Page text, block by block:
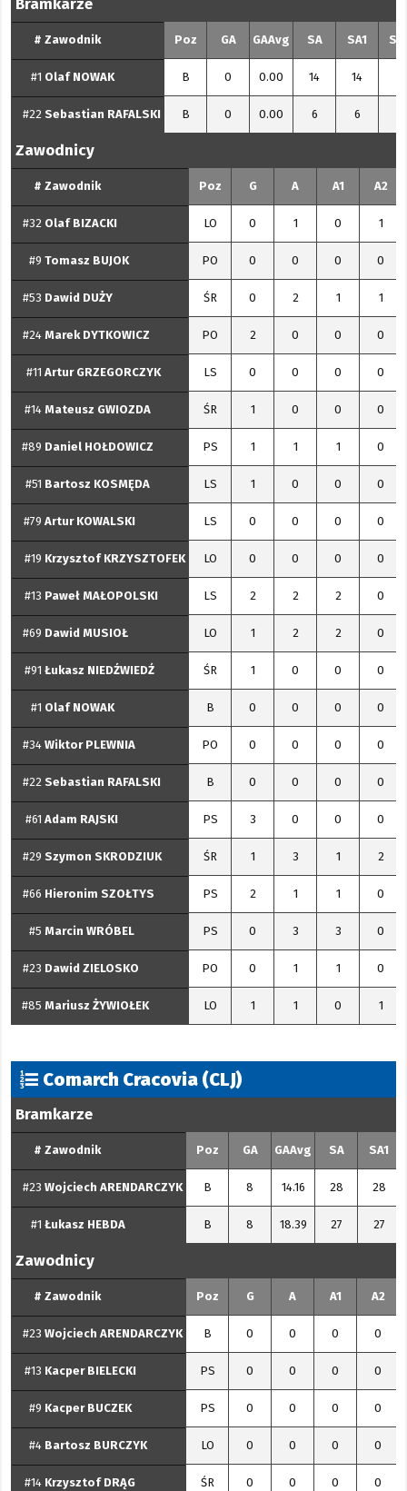
Bramkarze
# Zawodnik Poz GA GAAvg SA SA1
#1 Olaf NOWAK B 0 0.00 14 14
#22 Sebastian RAFALSKI B 0 0.00 6 6
Zawodnicy
# Zawodnik Poz G A A1 A2
#32 Olaf BIZACKI LO 0 1 0 1
#9 Tomasz BUJOK PO 0 0 0 0
#53 Dawid DUŻY ŚR 0 2 1 1
#24 Marek DYTKOWICZ PO 2 0 0 0
#11 Artur GRZEGORCZYK LS 0 0 0 0
#14 Mateusz GWIOZDA ŚR 1 0 0 0
#89 Daniel HOŁDOWICZ PS 1 1 1 0
#51 Bartosz KOSMĘDA LS 1 0 0 0
#79 Artur KOWALSKI LS 0 0 0 0
#19 Krzysztof KRZYSZTOFEK LO 0 0 0 0
#13 Paweł MAŁOPOLSKI LS 2 2 2 0
#69 Dawid MUSIOŁ LO 1 2 2 0
#91 Łukasz NIEDŹWIEDŹ ŚR 1 0 0 0
#1 Olaf NOWAK B 0 0 0 0
#34 Wiktor PLEWNIA PO 0 0 0 0
#22 Sebastian RAFALSKI B 0 0 0 0
#61 Adam RAJSKI PS 3 0 0 0
#29 Szymon SKRODZIUK ŚR 1 3 1 2
#66 Hieronim SZOŁTYS PS 2 1 1 0
#5 Marcin WRÓBEL PS 0 3 3 0
#23 Dawid ZIELOSKO PO 0 1 1 0
#85 Mariusz ŻYWIOŁEK LO 1 1 0 1
Comarch Cracovia (CLJ)
Bramkarze
# Zawodnik Poz GA GAAvg SA SA1
#23 Wojciech ARENDARCZYK B 8 14.16 28 28
#1 Łukasz HEBDA B 8 18.39 27 27
Zawodnicy
# Zawodnik Poz G A A1 A2
#23 Wojciech ARENDARCZYK B 0 0 0 0
#13 Kacper BIELECKI PS 0 0 0 0
#9 Kacper BUCZEK PS 0 0 0 0
#4 Bartosz BURCZYK LO 0 0 0 0
#14 Krzysztof DRĄG ŚR 0 0 0 0